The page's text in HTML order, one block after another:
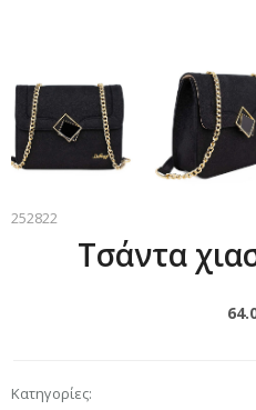
252822
Τσάντα
Κατηγορίες: